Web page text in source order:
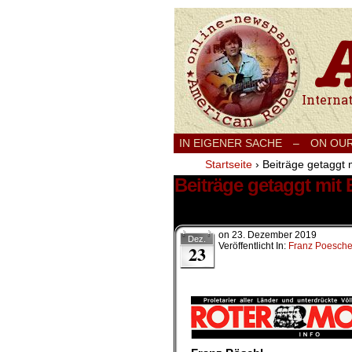
IN EIGENER SACHE – ON
Startseite › Beiträge getaggt
Beiträge getaggt mit
Dez.
23
on 23. Dezember 2019
Veröffentlicht In: Franz Poeschel